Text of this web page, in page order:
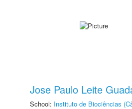
Jose Paulo Leite
School: Instituto de Biociências